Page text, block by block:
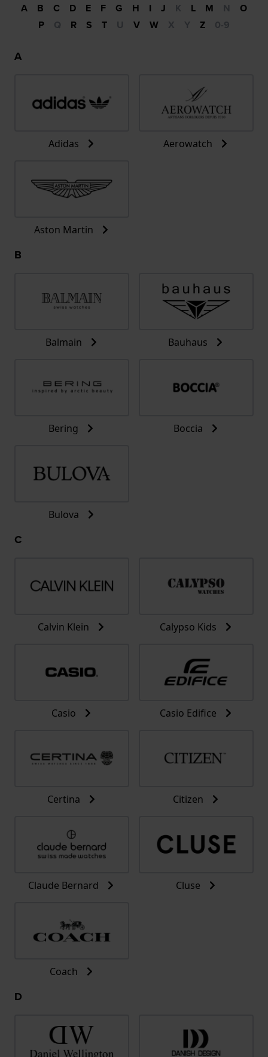
A B C D E F G H I J K L M N
O
P
Q R S T U V W X Y Z 0-9
A
Adidas Aerowatch
Aston Martin
B
Balmain Bauhaus
Bering Boccia
Bulova
C
Calvin Klein Calypso Kids
Casio Casio Edifice
Certina Citizen
Claude Bernard Cluse
Coach
D